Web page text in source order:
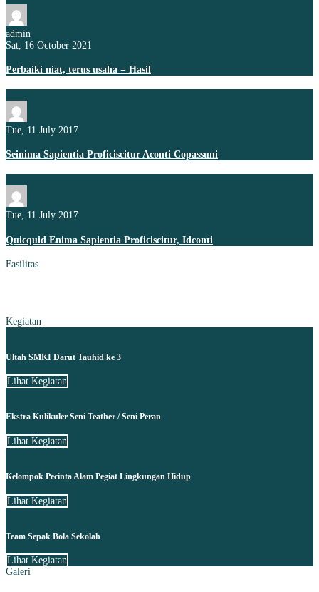
admin
Sat, 16 October 2021
Perbaiki niat, terus usaha = Hasil
Tue, 11 July 2017
Seinima Sapientia Proficiscitur Aconti Copassuni
Tue, 11 July 2017
Quicquid Enima Sapientia Proficiscitur, Idconti
Fasilitas
Kegiatan
Ultah SMKI Darut Tauhid ke 3
Lihat Kegiatan
Ekstra Kulikuler Seni Teather / Seni Peran
Lihat Kegiatan
Kelompok Pecinta Alam Pegiat Lingkungan Hidup
Lihat Kegiatan
Team Sepak Bola Sekolah
Lihat Kegiatan
Galeri